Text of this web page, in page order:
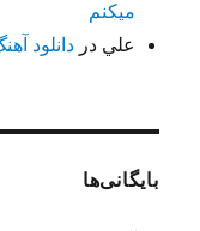
میکنم
علي دردانلود
بایگانی‌ها